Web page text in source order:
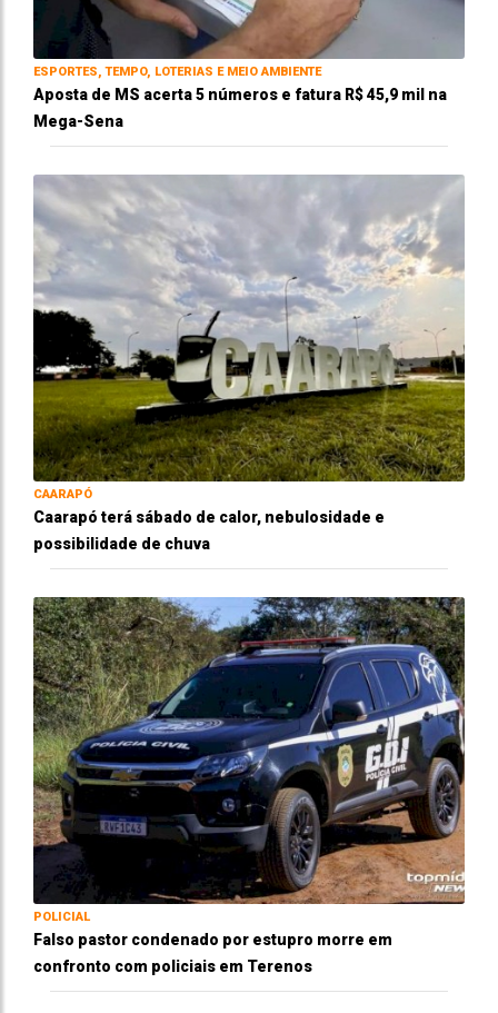
ESPORTES, TEMPO, LOTERIAS E MEIO AMBIENTE
Aposta de MS acerta 5 números e fatura R$ 45,9 mil na
Mega-Sena
CAARAPÓ
Caarapó terá sábado de calor, nebulosidade e
possibilidade de chuva
POLICIAL
Falso pastor condenado por estupro morre em
confronto com policiais em Terenos